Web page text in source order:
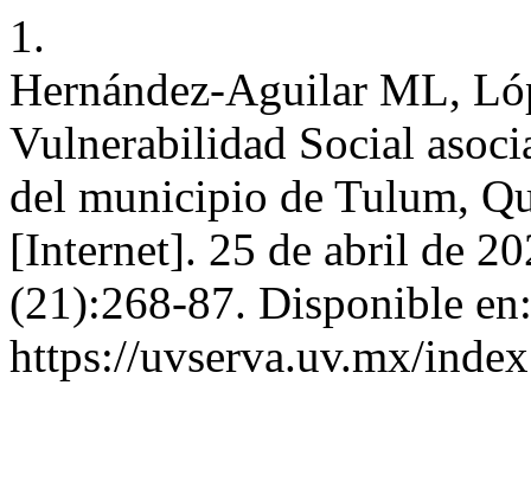
1.
Hernández-Aguilar ML,
Vulnerabilidad Social
del municipio de Tulum,
[Internet]. 25 de abril de
(21):268-87. Disponible en:
https://uvserva.uv.mx/